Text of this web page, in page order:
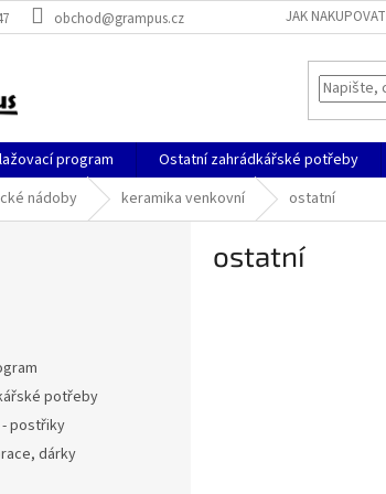
obchod@grampus.cz JAK NAKUPOVAT
program Ostatní zahrádkářské potřeby
nádoby keramika venkovní ostatní
potřeby
postřiky
dárky
ostatní